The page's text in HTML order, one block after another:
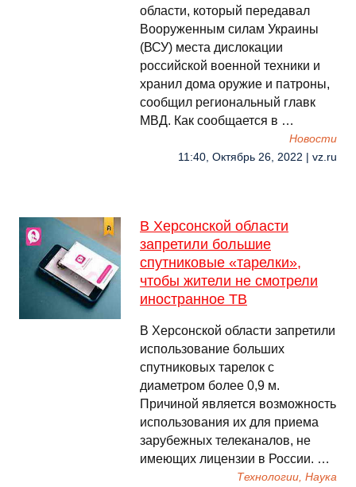
области, который передавал
Вооруженным силам Украины
(ВСУ) места дислокации
российской военной техники и
хранил дома оружие и патроны,
сообщил региональный главк
МВД. Как сообщается в …
Новости
11:40, Октябрь 26, 2022 | vz.ru
В Херсонской области
запретили большие
спутниковые «тарелки»,
чтобы жители не смотрели
иностранное ТВ
В Херсонской области запретили
использование больших
спутниковых тарелок с
диаметром более 0,9 м.
Причиной является возможность
использования их для приема
зарубежных телеканалов, не
имеющих лицензии в России. …
Технологии, Наука